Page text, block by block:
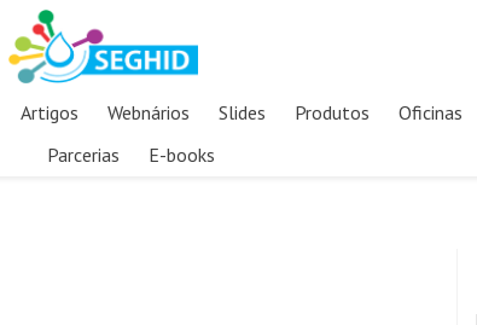
Artigos Webnários Slides Produtos Oficinas
Parcerias
E-books